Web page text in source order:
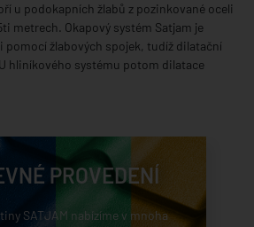
u podokapních žlabů z pozinkované oceli
metrech. Okapový systém Satjam je
pomocí žlabových spojek, tudíž dilatační
hliníkového systému potom dilatace
PROVEDENÍ
SATJAM nabízíme v mnoha